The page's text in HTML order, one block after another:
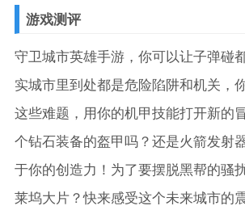
游戏测评
守卫城市英雄手游，你可以让子弹碰
实城市里到处都是危险陷阱和机关，
这些难题，用你的机甲技能打开新的
个钻石装备的盔甲吗？还是火箭发射
于你的创造力！为了要摆脱黑帮的骚
莱坞大片？快来感受这个未来城市的